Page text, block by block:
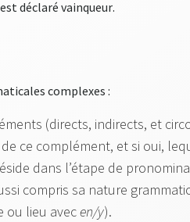
déclaré vainqueur.
complexes :
(directs, indirects, et
ce complément, et si oui,
dans l’étape de
compris sa nature
ou lieu avecen/y).